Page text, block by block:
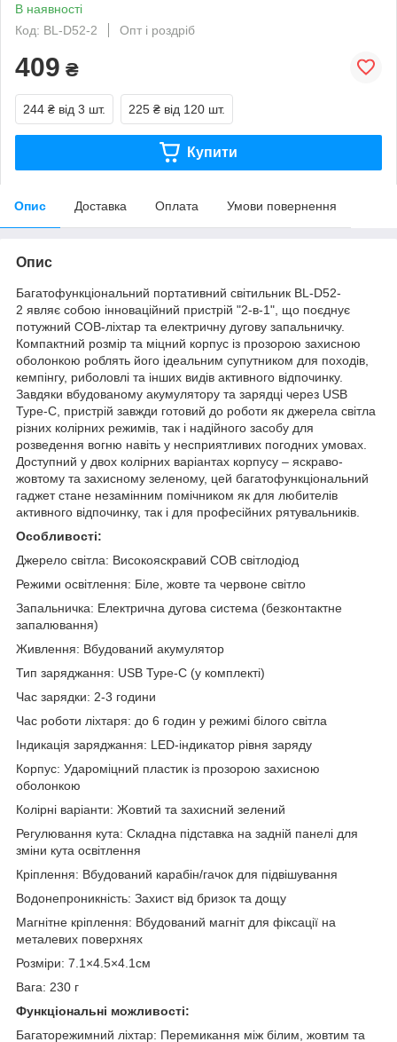
В наявності
Код: BL-D52-2
Опт і роздріб
409 ₴
244 ₴ від 3 шт. 225 ₴ від 120 шт.
Купити
Опис Доставка Оплата Умови повернення
Опис
Багатофункціональний портативний світильник BL-D52-
2 являє собою інноваційний пристрій "2-в-1", що поєднує
потужний COB-ліхтар та електричну дугову запальничку.
Компактний розмір та міцний корпус із прозорою захисною
оболонкою роблять його ідеальним супутником для походів,
кемпінгу, риболовлі та інших видів активного відпочинку.
Завдяки вбудованому акумулятору та зарядці через USB
Type-C, пристрій завжди готовий до роботи як джерела світла
різних колірних режимів, так і надійного засобу для
розведення вогню навіть у несприятливих погодних умовах.
Доступний у двох колірних варіантах корпусу – яскраво-
жовтому та захисному зеленому, цей багатофункціональний
гаджет стане незамінним помічником як для любителів
активного відпочинку, так і для професійних рятувальників.
Особливості:
Джерело світла: Високояскравий COB світлодіод
Режими освітлення: Біле, жовте та червоне світло
Запальничка: Електрична дугова система (безконтактне
запалювання)
Живлення: Вбудований акумулятор
Тип заряджання: USB Type-C (у комплекті)
Час зарядки: 2-3 години
Час роботи ліхтаря: до 6 годин у режимі білого світла
Індикація заряджання: LED-індикатор рівня заряду
Корпус: Удароміцний пластик із прозорою захисною
оболонкою
Колірні варіанти: Жовтий та захисний зелений
Регулювання кута: Складна підставка на задній панелі для
зміни кута освітлення
Кріплення: Вбудований карабін/гачок для підвішування
Водонепроникність: Захист від бризок та дощу
Магнітне кріплення: Вбудований магніт для фіксації на
металевих поверхнях
Розміри: 7.1×4.5×4.1см
Вага: 230 г
Функціональні можливості:
Багаторежимний ліхтар: Перемикання між білим, жовтим та